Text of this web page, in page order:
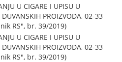
U CIGARE I UPISU U
PROIZVODA, 02-33
RS", br. 39/2019)
U CIGARE I UPISU U
PROIZVODA, 02-33
RS", br. 39/2019)